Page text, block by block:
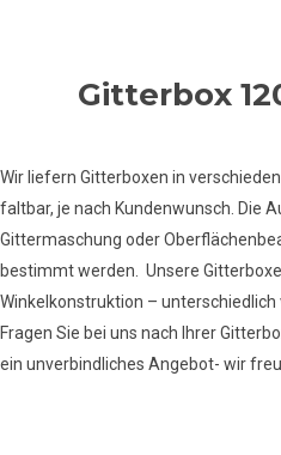
Gitterbox
Wir liefern Gitterboxen in
faltbar, je nach Kundenwunsch. Die
Gittermaschung oder
bestimmt werden. Unsere
Winkelkonstruktion – unterschiedlich
Fragen Sie bei uns nach Ihrer
ein unverbindliches Angebot- wir